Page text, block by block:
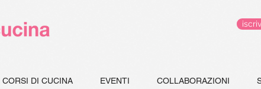
CORSI DI CUCINA EVENTI COLLABORAZIONI